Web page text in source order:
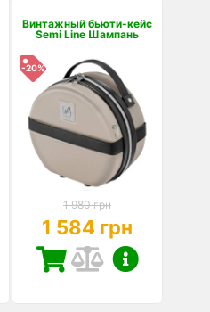
Винтажный бьюти-кейс
Semi Line Шампань
-20%
1 980 грн
1 584 грн